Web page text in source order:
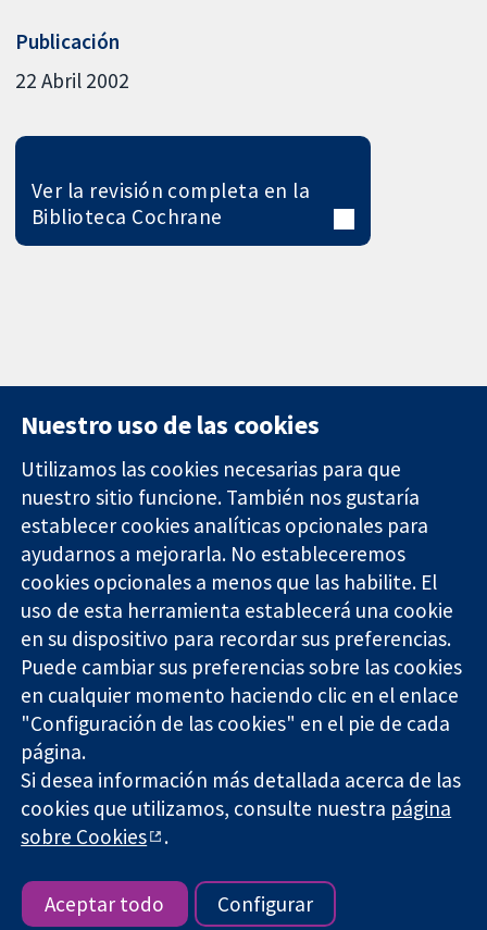
Publicación
22 Abril 2002
Ver la revisión completa en la
Biblioteca Cochrane
Evidencia fiable.
Decisiones
informadas.
Mejor salud.
11-13 Cavendish
Square
Londres
W1G 0AN
Reino Unido
Contacto
Noticias
Prensa
Sobre
nosotros
Empleo
Cochrane
Library
The Cochrane Collaboration is a charity (no. 1045921) and a
company limited by guarantee (no. 03044323) registered in
England & Wales. VAT registration number GB 718 2127 49.
Copyright © 2026 The Cochrane Collaboration
Términos y condiciones del sitio web|Responsabilidades
Privacidad|Política de cookies|Configuración de cookies
Nuestro uso de las cookies
Utilizamos las cookies necesarias para que
nuestro sitio funcione. También nos gustaría
establecer cookies analíticas opcionales para
ayudarnos a mejorarla. No estableceremos
cookies opcionales a menos que las habilite. El
uso de esta herramienta establecerá una cookie
en su dispositivo para recordar sus preferencias.
Puede cambiar sus preferencias sobre las cookies
en cualquier momento haciendo clic en el enlace
"Configuración de las cookies" en el pie de cada
página.
Si desea información más detallada acerca de las
cookies que utilizamos, consulte nuestra página
sobre Cookies
.
Aceptar todo Configurar